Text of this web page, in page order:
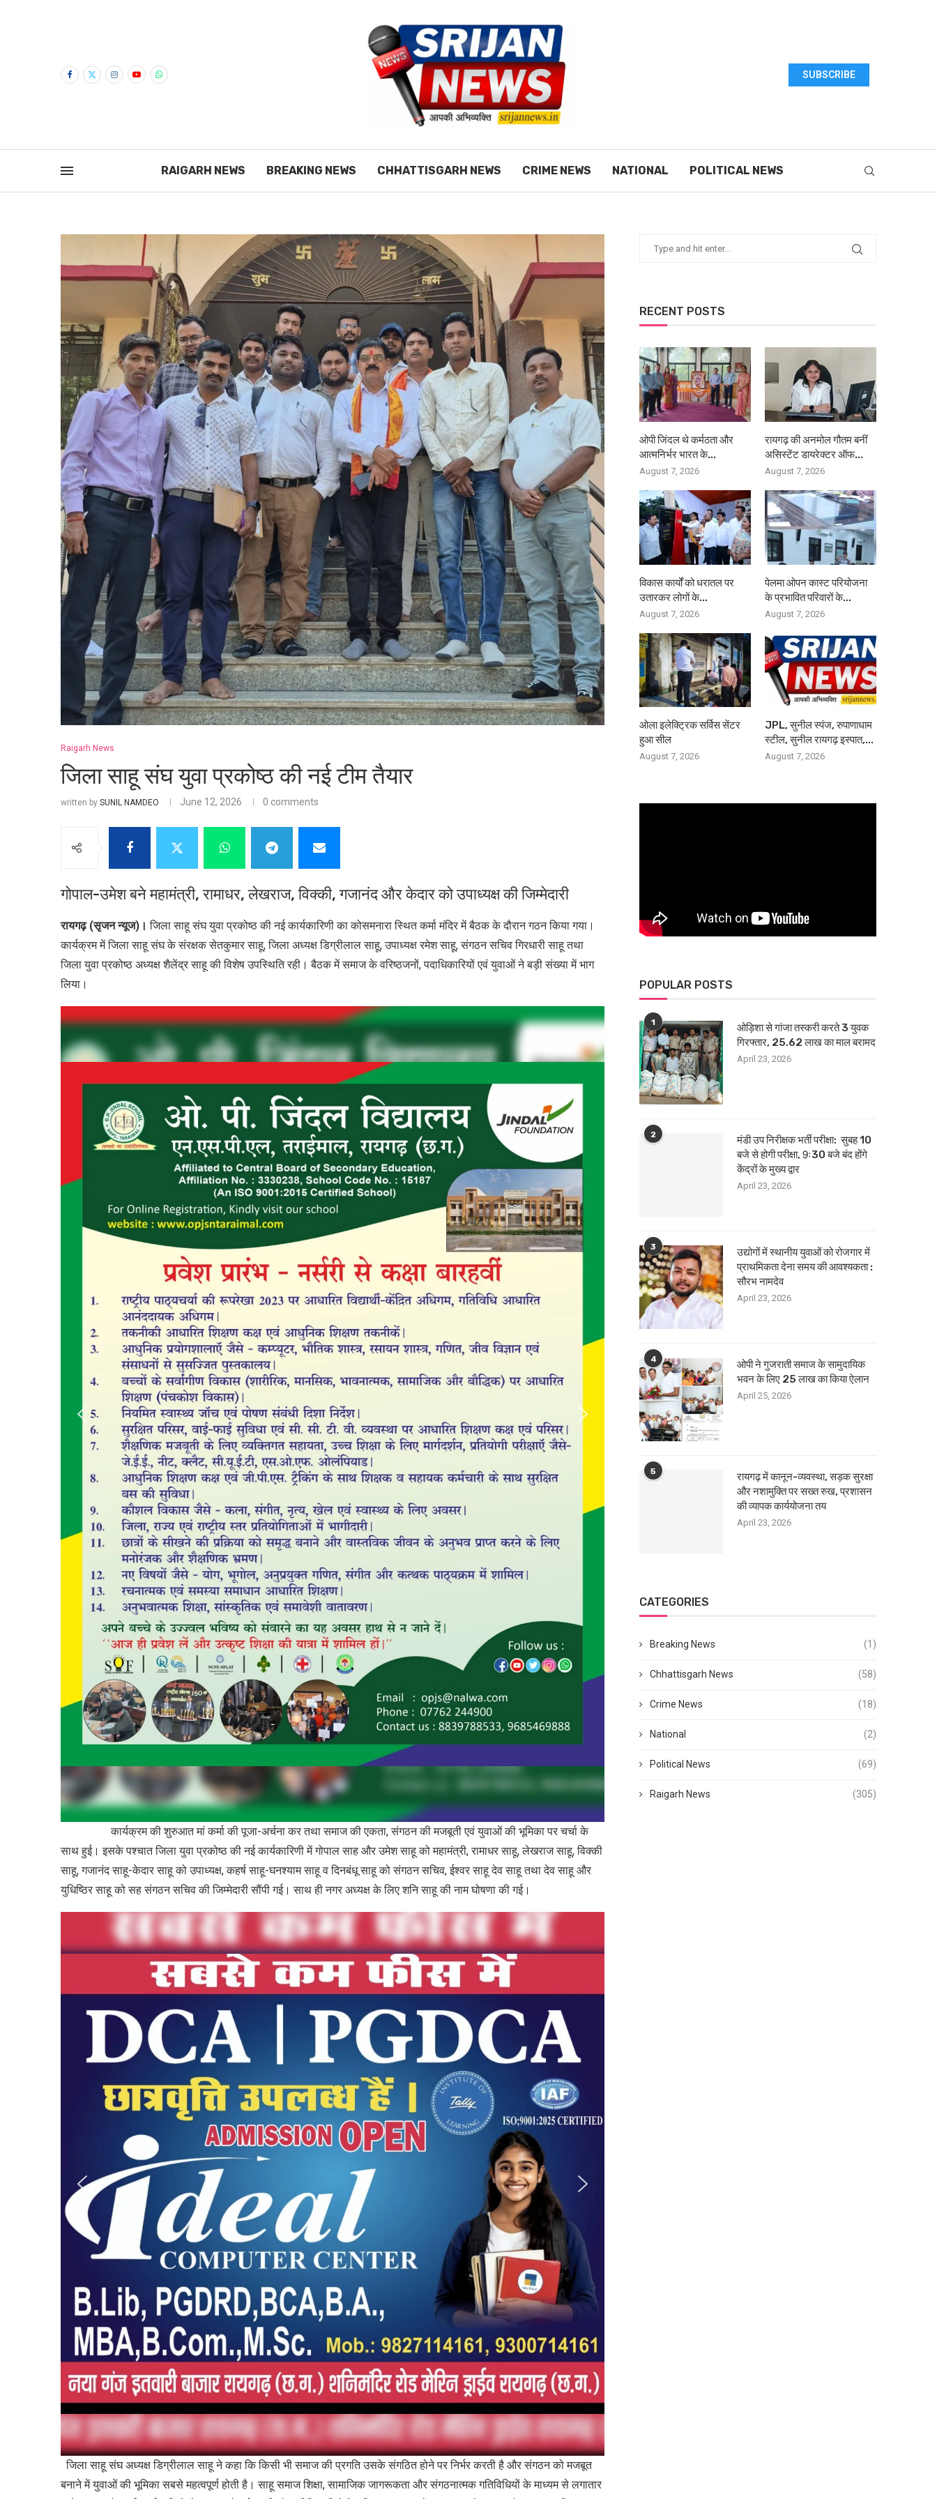
SUBSCRIBE
RAIGARH NEWS BREAKING NEWS CHHATTISGARH NEWS CRIME NEWS NATIONAL POLITICAL NEWS
Raigarh News
जिला साहू संघ युवा प्रकोष्ठ की नई टीम तैयार
written by SUNIL NAMDEO June 12, 2026 0 comments
गोपाल-उमेश बने महामंत्री, रामाधर, लेखराज, विक्की, गजानंद और केदार को उपाध्यक्ष की जिम्मेदारी
रायगढ़ (सृजन न्यूज)। जिला साहू संघ युवा प्रकोष्ठ की नई कार्यकारिणी का कोसमनारा स्थित कर्मा मंदिर में बैठक के दौरान गठन किया गया।
कार्यक्रम में जिला साहू संघ के संरक्षक सेतकुमार साहू, जिला अध्यक्ष डिग्रीलाल साहू, उपाध्यक्ष रमेश साहू, संगठन सचिव गिरधारी साहू तथा
जिला युवा प्रकोष्ठ अध्यक्ष शैलेंद्र साहू की विशेष उपस्थिति रही। बैठक में समाज के वरिष्ठजनों, पदाधिकारियों एवं युवाओं ने बड़ी संख्या में भाग
लिया।
कार्यक्रम की शुरुआत मां कर्मा की पूजा-अर्चना कर तथा समाज की एकता, संगठन की मजबूती एवं युवाओं की भूमिका पर चर्चा के
साथ हुई। इसके पश्चात जिला युवा प्रकोष्ठ की नई कार्यकारिणी में गोपाल साह और उमेश साहू को महामंत्री, रामाधर साहू, लेखराज साहू, विक्की
साहू, गजानंद साहू-केदार साहू को उपाध्यक्ष, कहर्ष साहू-घनश्याम साहू व दिनबंधू साहू को संगठन सचिव, ईश्वर साहू देव साहू तथा देव साहू और
युधिष्ठिर साहू को सह संगठन सचिव की जिम्मेदारी सौंपी गई। साथ ही नगर अध्यक्ष के लिए शनि साहू की नाम घोषणा की गई।
जिला साहू संघ अध्यक्ष डिग्रीलाल साहू ने कहा कि किसी भी समाज की प्रगति उसके संगठित होने पर निर्भर करती है और संगठन को मजबूत
बनाने में युवाओं की भूमिका सबसे महत्वपूर्ण होती है। साहू समाज शिक्षा, सामाजिक जागरूकता और संगठनात्मक गतिविधियों के माध्यम से लगातार
RECENT POSTS
ओपी जिंदल थे कर्मठता और
आत्मनिर्भर भारत के...
August 7, 2026
रायगढ़ की अनमोल गौतम बनीं
असिस्टेंट डायरेक्टर ऑफ...
August 7, 2026
विकास कार्यों को धरातल पर
उतारकर लोगों के...
August 7, 2026
पेलमा ओपन कास्ट परियोजना
के प्रभावित परिवारों के...
August 7, 2026
ओला इलेक्ट्रिक सर्विस सेंटर
हुआ सील
August 7, 2026
JPL, सुनील स्पंज, रुपाणाधाम
स्टील, सुनील रायगढ़ इस्पात,...
August 7, 2026
POPULAR POSTS
1
ओड़िशा से गांजा तस्करी करते 3 युवक
गिरफ्तार, 25.62 लाख का माल बरामद
April 23, 2026
2
मंडी उप निरीक्षक भर्ती परीक्षा: सुबह 10
बजे से होगी परीक्षा, 9ः30 बजे बंद होंगे
केंद्रों के मुख्य द्वार
April 23, 2026
3
उद्योगों में स्थानीय युवाओं को रोजगार में
प्राथमिकता देना समय की आवश्यकता :
सौरभ नामदेव
April 23, 2026
4
ओपी ने गुजराती समाज के सामुदायिक
भवन के लिए 25 लाख का किया ऐलान
April 25, 2026
5
रायगढ़ में कानून-व्यवस्था, सड़क सुरक्षा
और नशामुक्ति पर सख्त रुख, प्रशासन
की व्यापक कार्ययोजना तय
April 23, 2026
CATEGORIES
Breaking News (1)
Chhattisgarh News (58)
Crime News (18)
National (2)
Political News (69)
Raigarh News (305)